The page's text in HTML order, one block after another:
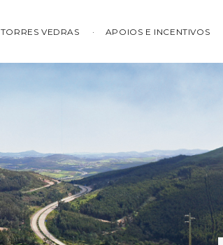
TORRES VEDRAS APOIOS E INCENTIVOS